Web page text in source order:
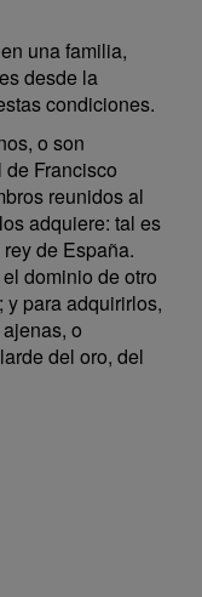
una familia,
desde la
condiciones.
o son
Francisco
reunidos al
adquiere: tal es
de España.
dominio de otro
y para adquirirlos,
o
del oro, del